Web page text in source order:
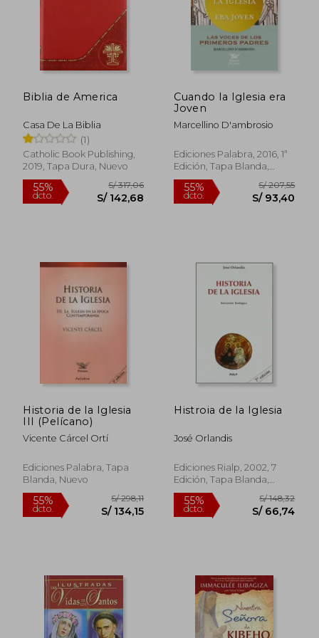
55%
S/ 71,31
55%
dcto.
S/ 123,99
55%
dcto.
Biblia de America
Casa De La Biblia
(1)
Catholic Book Publishing,
2019, Tapa Dura, Nuevo
Cuando la Iglesia era
Joven
Marcellino D'ambrosio
Ediciones Palabra, 2016, 1ª
Edición, Tapa Blanda,
Nuevo
Historia de la Iglesia
III (Pelícano)
Vicente Cárcel Ortí
Ediciones Palabra, Tapa
Blanda, Nuevo
Histroia de la Iglesia
José Orlandis
Ediciones Rialp, 2002, 7
Edición, Tapa Blanda,
Nuevo